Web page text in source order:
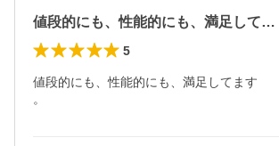
値段的にも、性能的にも、満足してます。
5
値段的にも、性能的にも、満足してます
。